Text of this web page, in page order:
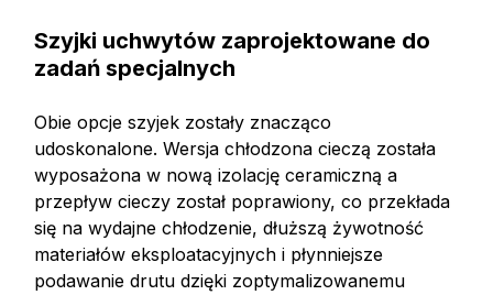
Szyjki uchwytów zaprojektowane do
zadań specjalnych
Obie opcje szyjek zostały znacząco
udoskonalone. Wersja chłodzona cieczą została
wyposażona w nową izolację ceramiczną a
przepływ cieczy został poprawiony, co przekłada
się na wydajne chłodzenie, dłuższą żywotność
materiałów eksploatacyjnych i płynniejsze
podawanie drutu dzięki zoptymalizowanemu